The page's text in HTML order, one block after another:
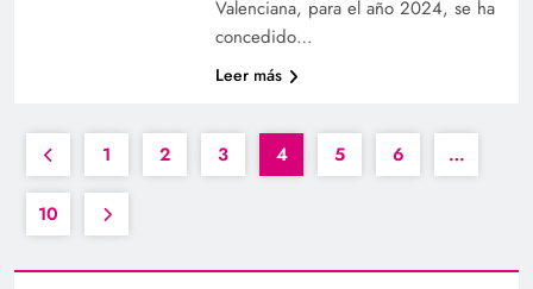
Valenciana, para el año 2024, se ha
concedido…
Leer más
1 2 3 4 5 6 …
10